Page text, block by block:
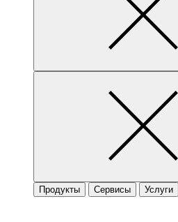
Продукты Сервисы Услуги